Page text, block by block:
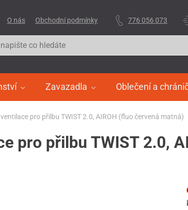
Zavazadla Oblečení a
O nás Obchodní podmínky 776 056 073
pro přilbu TWIST 2.0, AIROH (fluo červená matná)
pro přilbu TWIST 2.0,